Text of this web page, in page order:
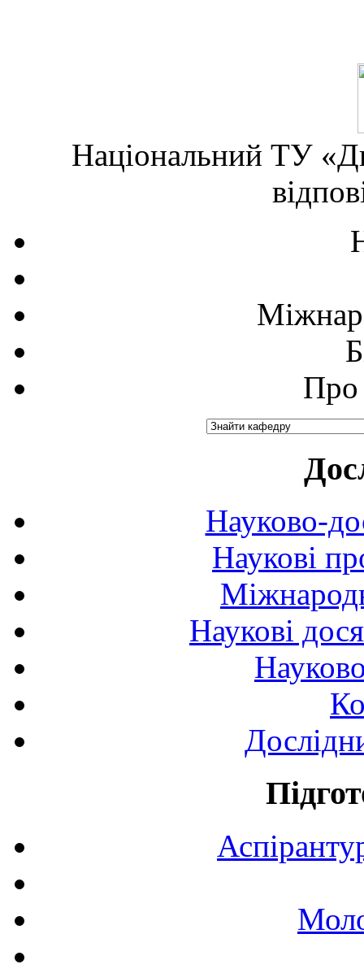
Національний ТУ
Про
Науково-
Наукові
Наукові